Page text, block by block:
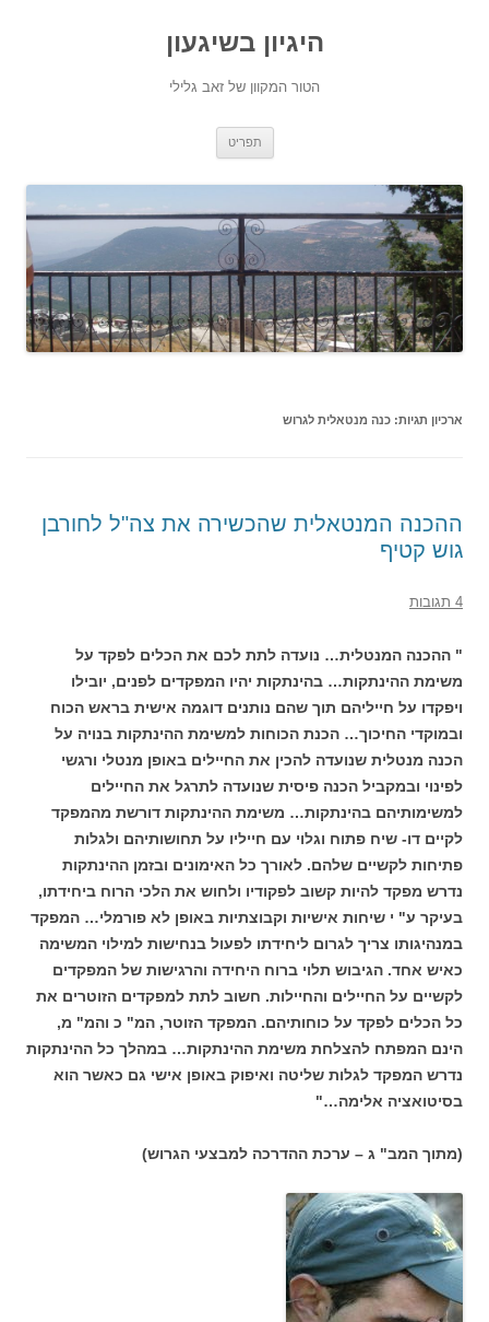
היגיון בשיגעון
הטור המקוון של זאב גלילי
תפריט
ארכיון תגיות: כנה מנטאלית לגרוש
ההכנה המנטאלית שהכשירה את צה"ל לחורבן
גוש קטיף
4 תגובות
" ההכנה המנטלית… נועדה לתת לכם את הכלים לפקד על
משימת ההינתקות… בהינתקות יהיו המפקדים לפנים, יובילו
ויפקדו על חייליהם תוך שהם נותנים דוגמה אישית בראש הכוח
ובמוקדי החיכוך… הכנת הכוחות למשימת ההינתקות בנויה על
הכנה מנטלית שנועדה להכין את החיילים באופן מנטלי ורגשי
לפינוי ובמקביל הכנה פיסית שנועדה לתרגל את החיילים
למשימותיהם בהינתקות… משימת ההינתקות דורשת מהמפקד
לקיים דו- שיח פתוח וגלוי עם חייליו על תחושותיהם ולגלות
פתיחות לקשיים שלהם. לאורך כל האימונים ובזמן ההינתקות
נדרש מפקד להיות קשוב לפקודיו ולחוש את הלכי הרוח ביחידתו,
בעיקר ע" י שיחות אישיות וקבוצתיות באופן לא פורמלי… המפקד
במנהיגותו צריך לגרום ליחידתו לפעול בנחישות למילוי המשימה
כאיש אחד. הגיבוש תלוי ברוח היחידה והרגישות של המפקדים
לקשיים על החיילים והחיילות. חשוב לתת למפקדים הזוטרים את
כל הכלים לפקד על כוחותיהם. המפקד הזוטר, המ" כ והמ" מ,
הינם המפתח להצלחת משימת ההינתקות… במהלך כל ההינתקות
נדרש המפקד לגלות שליטה ואיפוק באופן אישי גם כאשר הוא
בסיטואציה אלימה…"
(מתוך המב" ג – ערכת ההדרכה למבצעי הגרוש)